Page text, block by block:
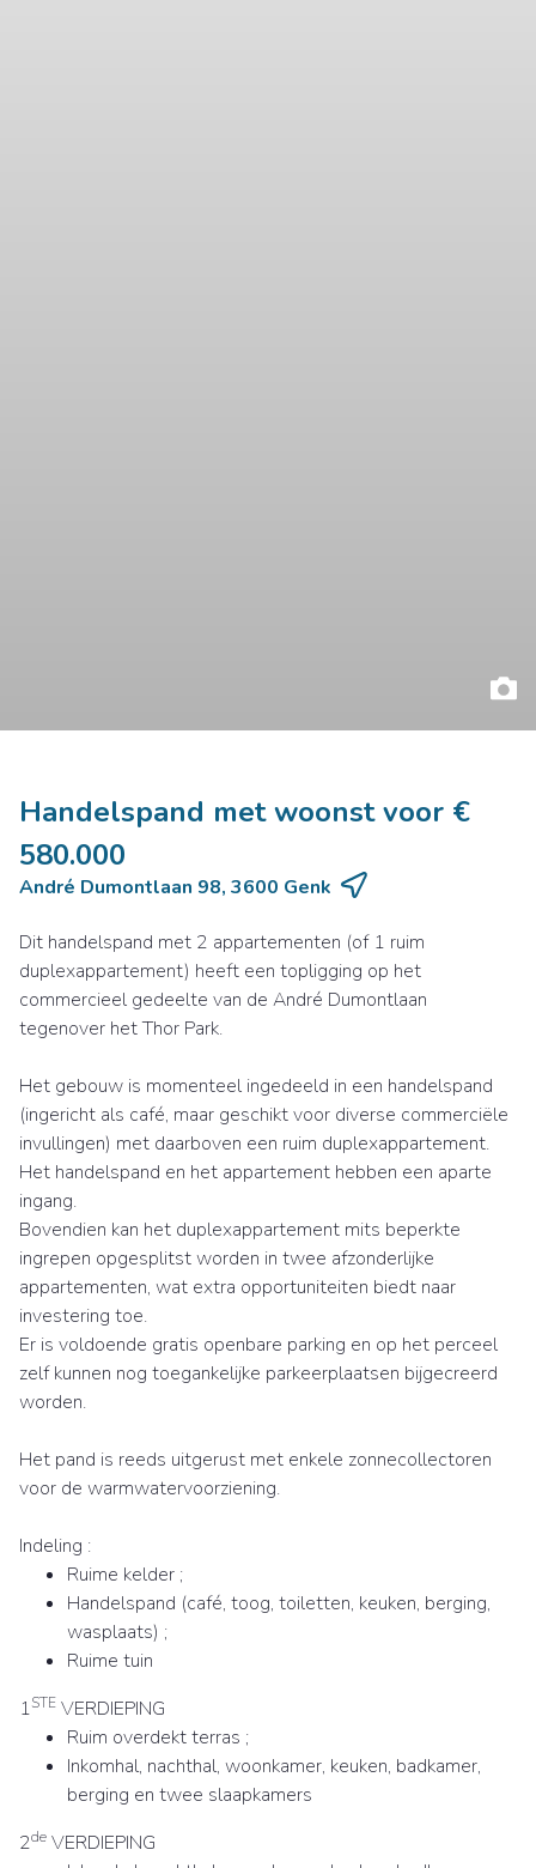
Handelspand met woonst voor €
580.000
André Dumontlaan 98, 3600 Genk
Dit handelspand met 2 appartementen (of 1 ruim
duplexappartement) heeft een topligging op het
commercieel gedeelte van de André Dumontlaan
tegenover het Thor Park.
Het gebouw is momenteel ingedeeld in een handelspand
(ingericht als café, maar geschikt voor diverse commerciële
invullingen) met daarboven een ruim duplexappartement.
Het handelspand en het appartement hebben een aparte
ingang.
Bovendien kan het duplexappartement mits beperkte
ingrepen opgesplitst worden in twee afzonderlijke
appartementen, wat extra opportuniteiten biedt naar
investering toe.
Er is voldoende gratis openbare parking en op het perceel
zelf kunnen nog toegankelijke parkeerplaatsen bijgecreerd
worden.
Het pand is reeds uitgerust met enkele zonnecollectoren
voor de warmwatervoorziening.
Indeling :
Ruime kelder ;
Handelspand (café, toog, toiletten, keuken, berging,
wasplaats) ;
Ruime tuin
1STE VERDIEPING
Ruim overdekt terras ;
Inkomhal, nachthal, woonkamer, keuken, badkamer,
berging en twee slaapkamers
2de VERDIEPING